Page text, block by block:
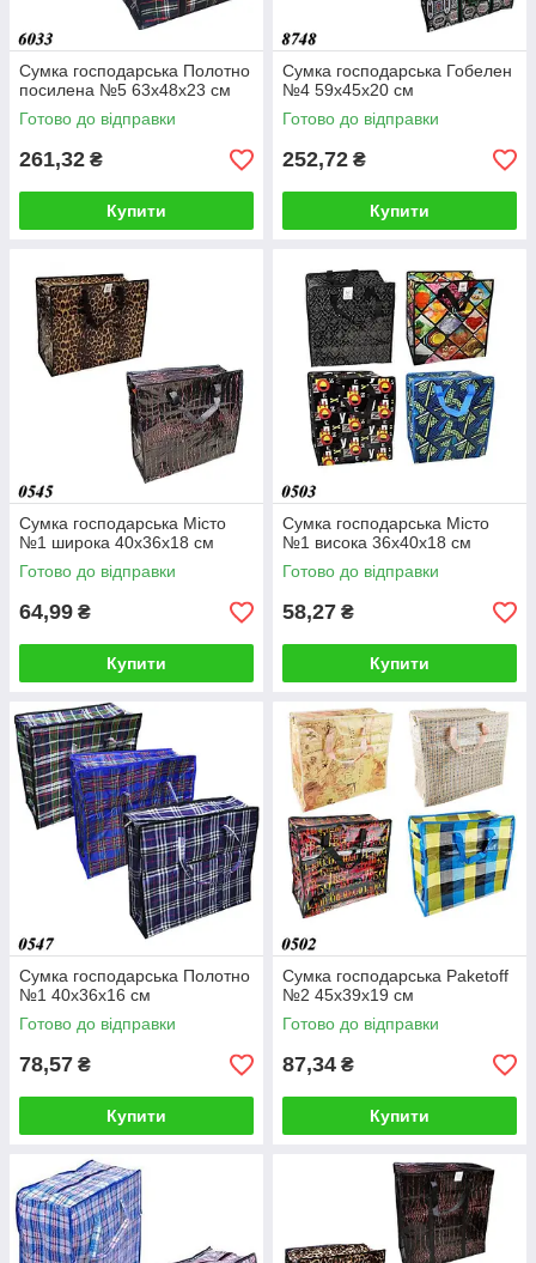
Сумка господарська Полотно
посилена №5 63х48х23 см
Готово до відправки
261,32 ₴
Купити
Сумка господарська Гобелен
№4 59х45х20 см
Готово до відправки
252,72 ₴
Купити
Сумка господарська Місто
№1 широка 40х36х18 см
Готово до відправки
64,99 ₴
Купити
Сумка господарська Місто
№1 висока 36х40х18 см
Готово до відправки
58,27 ₴
Купити
Сумка господарська Полотно
№1 40x36х16 см
Готово до відправки
78,57 ₴
Купити
Сумка господарська Paketoff
№2 45х39х19 см
Готово до відправки
87,34 ₴
Купити